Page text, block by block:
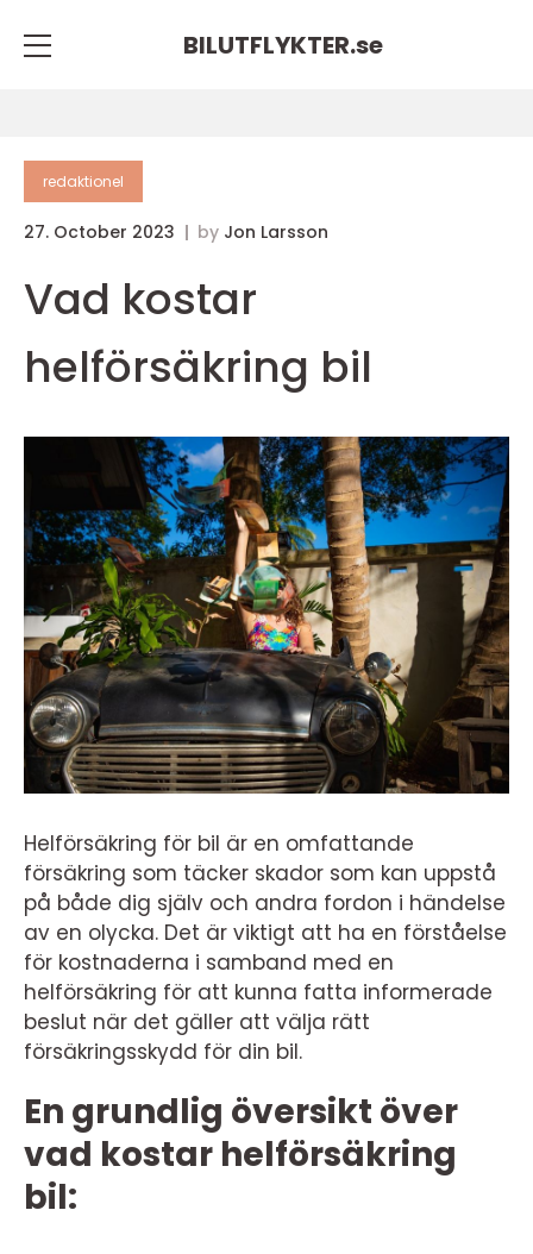
BILUTFLYKTER.se
redaktionel
27. October 2023 by Jon Larsson
Vad kostar
helförsäkring bil
Helförsäkring för bil är en omfattande
försäkring som täcker skador som kan uppstå
på både dig själv och andra fordon i händelse
av en olycka. Det är viktigt att ha en förståelse
för kostnaderna i samband med en
helförsäkring för att kunna fatta informerade
beslut när det gäller att välja rätt
försäkringsskydd för din bil.
En grundlig översikt över
vad kostar helförsäkring
bil: